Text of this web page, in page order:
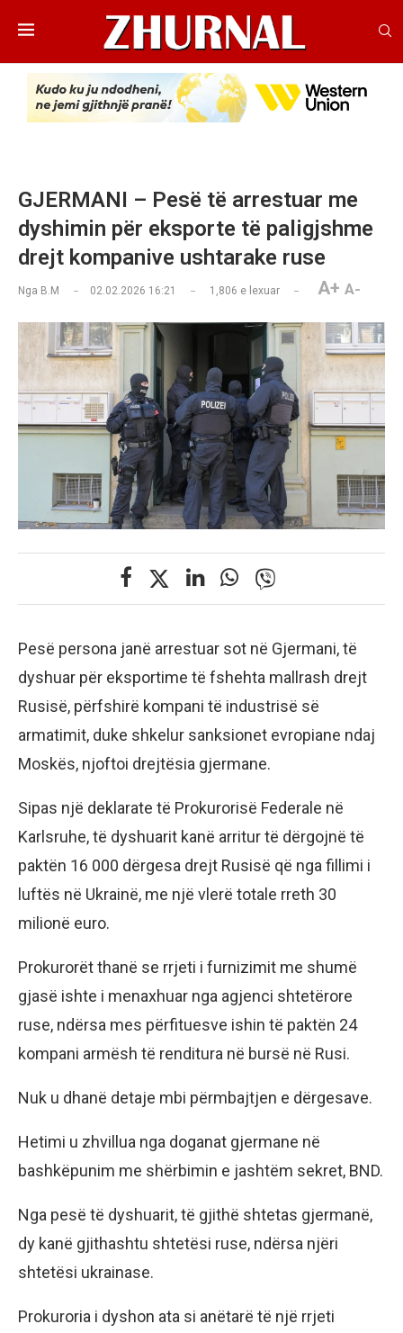
GJERMANI – Pesë të arrestuar me
dyshimin për eksporte të paligjshme
drejt kompanive ushtarake ruse
Nga B.M 02.02.2026 16:21 1,806 e lexuar A+ A-
Pesë persona janë arrestuar sot në Gjermani, të
dyshuar për eksportime të fshehta mallrash drejt
Rusisë, përfshirë kompani të industrisë së
armatimit, duke shkelur sanksionet evropiane ndaj
Moskës, njoftoi drejtësia gjermane.
Sipas një deklarate të Prokurorisë Federale në
Karlsruhe, të dyshuarit kanë arritur të dërgojnë të
paktën 16 000 dërgesa drejt Rusisë që nga fillimi i
luftës në Ukrainë, me një vlerë totale rreth 30
milionë euro.
Prokurorët thanë se rrjeti i furnizimit me shumë
gjasë ishte i menaxhuar nga agjenci shtetërore
ruse, ndërsa mes përfituesve ishin të paktën 24
kompani armësh të renditura në bursë në Rusi.
Nuk u dhanë detaje mbi përmbajtjen e dërgesave.
Hetimi u zhvillua nga doganat gjermane në
bashkëpunim me shërbimin e jashtëm sekret, BND.
Nga pesë të dyshuarit, të gjithë shtetas gjermanë,
dy kanë gjithashtu shtetësi ruse, ndërsa njëri
shtetësi ukrainase.
Prokuroria i dyshon ata si anëtarë të një rrjeti